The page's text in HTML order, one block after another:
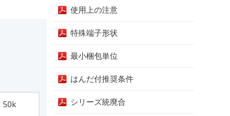
50k
使用上の注意
特殊端子形状
最小梱包単位
はんだ付推奨条件
シリーズ統廃合